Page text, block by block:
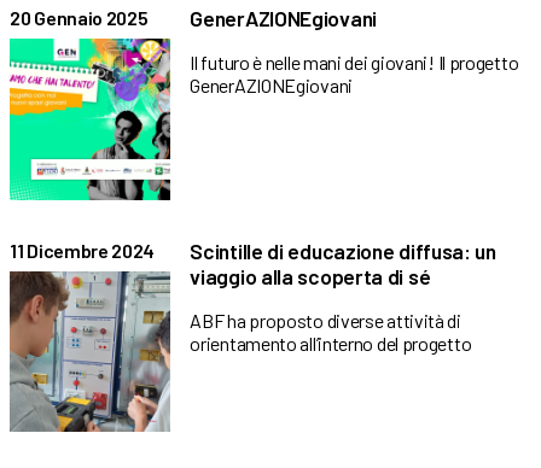
20 Gennaio 2025 GenerAZIONEgiovani
Il futuro è nelle mani dei giovani! Il progetto
GenerAZIONEgiovani
11 Dicembre 2024
Scintille di educazione diffusa: un
viaggio alla scoperta di sé
ABF ha proposto diverse attività di
orientamento all’interno del progetto